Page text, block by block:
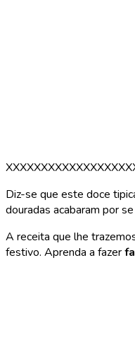
Diz-se que este doce
douradas acabaram por
A receita que lhe
festivo. Aprenda a fazer